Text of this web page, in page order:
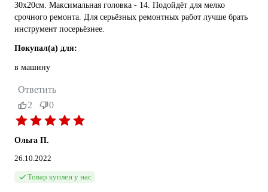
30х20см. Максимальная головка - 14. Подойдёт для мелко
срочного ремонта. Для серьёзных ремонтных работ лучше брать
инструмент посерьёзнее.
Покупал(а) для:
в машину
Ответить
2
0
Ольга П.
26.10.2022
Товар куплен у нас